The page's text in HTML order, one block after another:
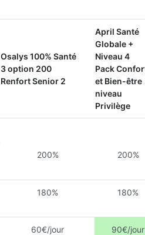
Osalys 100% Santé
3 option 200
Renfort Senior 2
April Santé
Globale +
Niveau 4
Pack
et Bien-être
niveau
Privilège
200% 200%
180% 180%
60€/jour 90€/jour